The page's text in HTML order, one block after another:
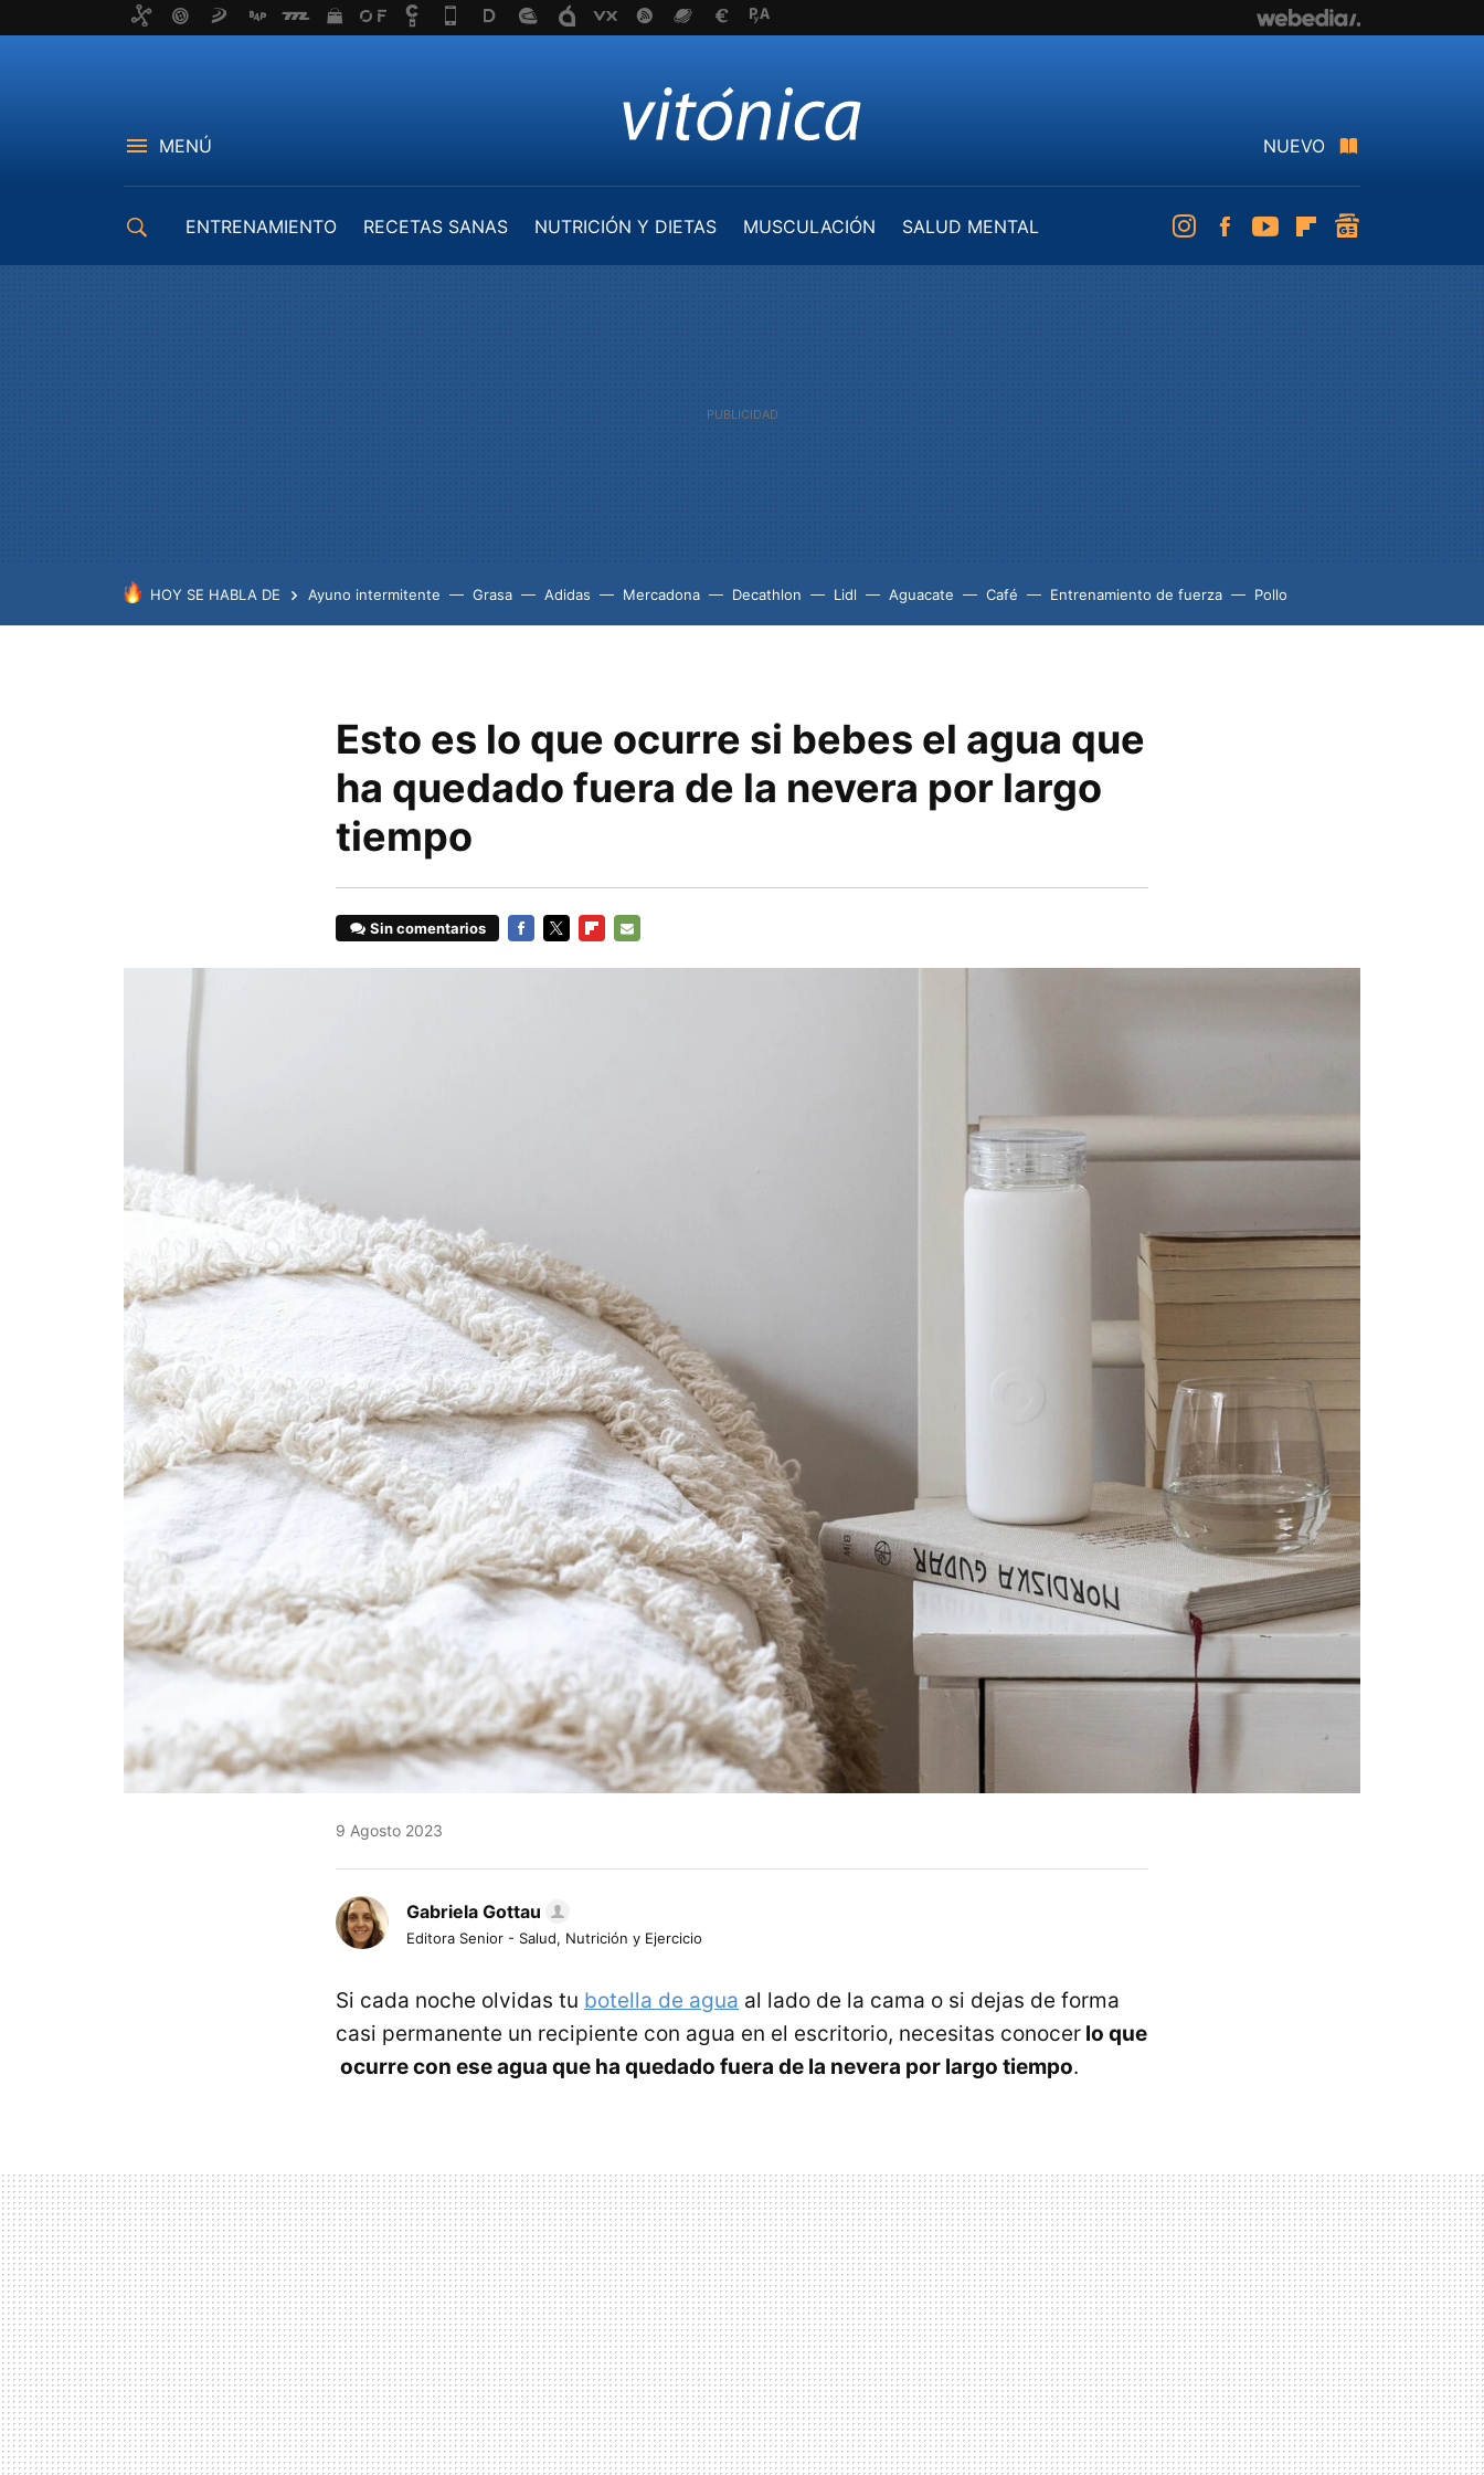
MENÚ NUEVO
ENTRENAMIENTO RECETAS SANAS NUTRICIÓN Y DIETAS MUSCULACIÓN
SALUD MENTAL
InstagramFacebookYoutubeFlipboard
HOY SE HABLA DE Ayuno intermitente Grasa Adidas Mercadona Decathlon Lidl Aguacate Café Entrenamiento de fuerza Pollo
Esto es lo que ocurre si bebes el agua que
ha quedado fuera de la nevera por largo
tiempo
Sin comentarios
9 Agosto 2023
Gabriela Gottau
Editora Senior - Salud, Nutrición y Ejercicio
Si cada noche olvidas tu botella de agua al lado de la cama o si dejas de forma
casi permanente un recipiente con agua en el escritorio, necesitas conocer lo que
ocurre con ese agua que ha quedado fuera de la nevera por largo tiempo.